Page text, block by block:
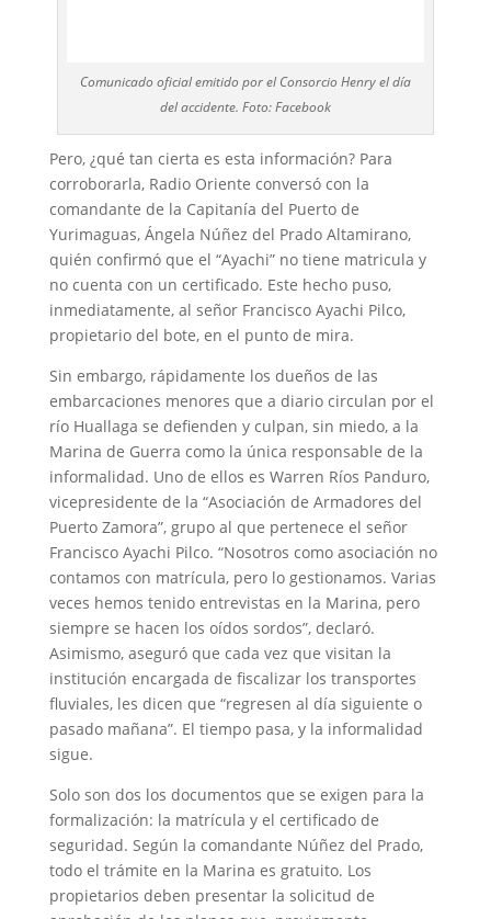
Comunicado oficial emitido por el Consorcio Henry el día
del accidente. Foto: Facebook
Pero, ¿qué tan cierta es esta información? Para
corroborarla, Radio Oriente conversó con la
comandante de la Capitanía del Puerto de
Yurimaguas, Ángela Núñez del Prado Altamirano,
quién confirmó que el “Ayachi” no tiene matricula y
no cuenta con un certificado. Este hecho puso,
inmediatamente, al señor Francisco Ayachi Pilco,
propietario del bote, en el punto de mira.
Sin embargo, rápidamente los dueños de las
embarcaciones menores que a diario circulan por el
río Huallaga se defienden y culpan, sin miedo, a la
Marina de Guerra como la única responsable de la
informalidad. Uno de ellos es Warren Ríos Panduro,
vicepresidente de la “Asociación de Armadores del
Puerto Zamora”, grupo al que pertenece el señor
Francisco Ayachi Pilco. “Nosotros como asociación no
contamos con matrícula, pero lo gestionamos. Varias
veces hemos tenido entrevistas en la Marina, pero
siempre se hacen los oídos sordos”, declaró.
Asimismo, aseguró que cada vez que visitan la
institución encargada de fiscalizar los transportes
fluviales, les dicen que “regresen al día siguiente o
pasado mañana”. El tiempo pasa, y la informalidad
sigue.
Solo son dos los documentos que se exigen para la
formalización: la matrícula y el certificado de
seguridad. Según la comandante Núñez del Prado,
todo el trámite en la Marina es gratuito. Los
propietarios deben presentar la solicitud de